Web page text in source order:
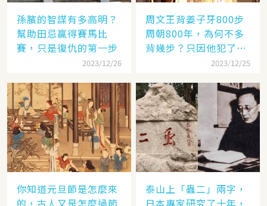
孫臏的智謀有多高明？
幫助田忌贏得賽馬比
賽，只是復仇的第一步
2023/12/26
周文王背姜子牙800步
周朝800年，為何不多
背幾步？只因他犯了個
2023/12/25
你知道元旦節是怎麼來
的，古人又是怎麼過節
泰山上「蟲二」兩字，
日本專家研究了十年，